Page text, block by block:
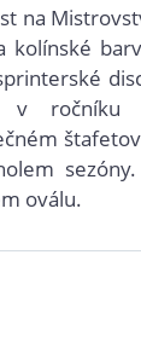
na
v ročníku
sezóny.
oválu.